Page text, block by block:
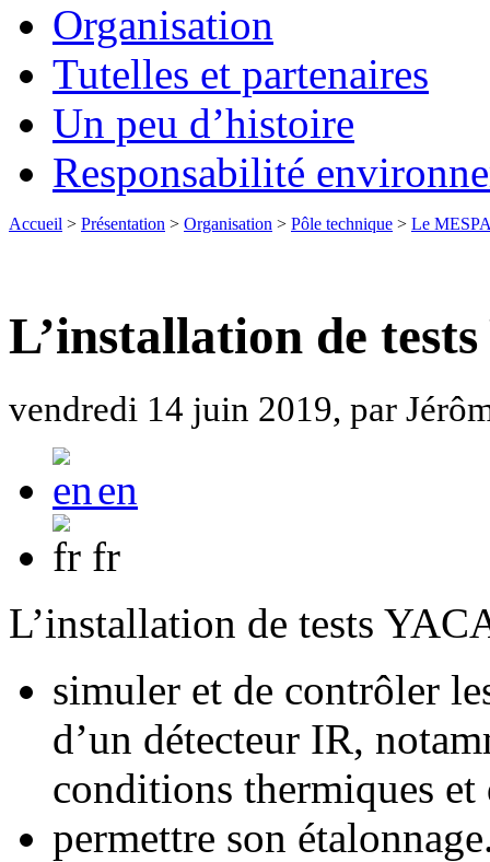
Organisation
Tutelles et partenaires
Un peu d’histoire
Responsabilité
Accueil > Présentation > Organisation > Pôle technique > Le
L’installation de
vendredi 14 juin 2019, par
en
fr
L’installation de tests
simuler et de contrôler
d’un détecteur IR,
conditions thermiques et
permettre son